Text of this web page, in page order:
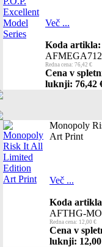
Več ...
Koda artikla:
Redna cena: 76,42 €
Cena v
luknji: 76,42
Monopoly
Art Print
Več ...
Koda
AFTHG-
Redna cena: 12,00 €
Cena v
luknji: